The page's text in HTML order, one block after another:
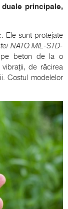
principale,
Ele sunt protejate
NATO MIL-STD-
pe beton de la o
de răcirea
Costul modelelor